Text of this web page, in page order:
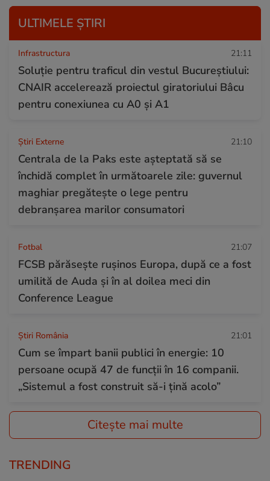
ULTIMELE ȘTIRI
Infrastructura 21:11
Soluție pentru traficul din vestul Bucureștiului:
CNAIR accelerează proiectul giratoriului Bâcu
pentru conexiunea cu A0 și A1
Știri Externe 21:10
Centrala de la Paks este așteptată să se
închidă complet în următoarele zile: guvernul
maghiar pregătește o lege pentru
debranșarea marilor consumatori
Fotbal 21:07
FCSB părăsește rușinos Europa, după ce a fost
umilită de Auda și în al doilea meci din
Conference League
Știri România 21:01
Cum se împart banii publici în energie: 10
persoane ocupă 47 de funcții în 16 companii.
„Sistemul a fost construit să-i țină acolo”
Citește mai multe
TRENDING